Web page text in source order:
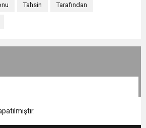
Tahsin Tarafından